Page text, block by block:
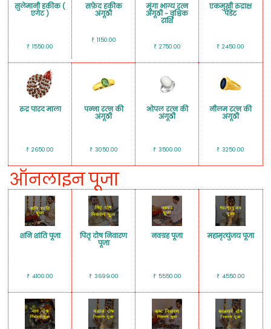
सुलेमानी हकीक (
एगेट )
₹ 1550.00
सफ़ेद हकीक
अंगूठी
₹ 1150.00
मूंगा भाग्य रत्न
अंगूठी - वृश्चिक
राशि
₹ 2750.00
एकमुखी रुद्राक्ष
पेंडेंट
₹ 2450.00
रुद्र पारद माला
₹ 2650.00
पन्‍ना रत्‍न की
अंगूठी
₹ 3050.00
ओपल रत्‍न की
अंगूठी
₹ 3500.00
नीलम रत्‍न की
अंगूठी
₹ 3250.00
ऑनलाइन पूजा
शनि शांत‍ि पूजा
₹ 4100.00
पितृ दोष न‍िवारण
पूजा
₹ 3699.00
नवग्रह पूजा
₹ 5550.00
महामृत्‍युंजय पूजा
₹ 4550.00